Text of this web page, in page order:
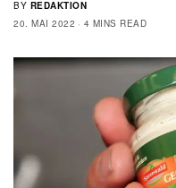
BY REDAKTION
20. MAI 2022
4 MINS READ